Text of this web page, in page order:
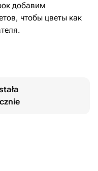
добавим
чтобы цветы как
торжество!